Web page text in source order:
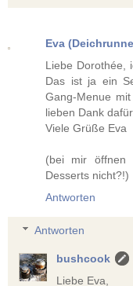
Eva
Liebe Dorothée,
Das ist ja ein
Gang-Menue
lieben Dank
Viele Grüße Eva
(bei mir öffnen
Desserts nicht?!)
Antworten
Antworten
bushcook
Liebe Eva,